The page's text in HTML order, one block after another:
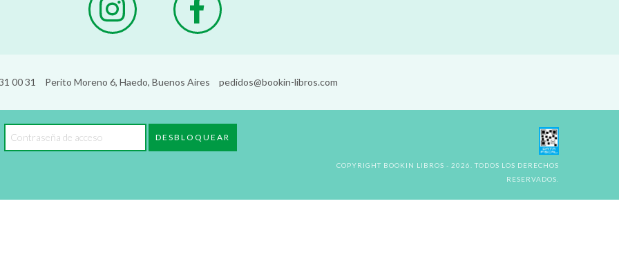
00 31 Perito Moreno 6, Haedo, Buenos Aires pedidos@bookin-libros.com
COPYRIGHT BOOKIN LIBROS - 2026. TODOS LOS DERECHOS
RESERVADOS.